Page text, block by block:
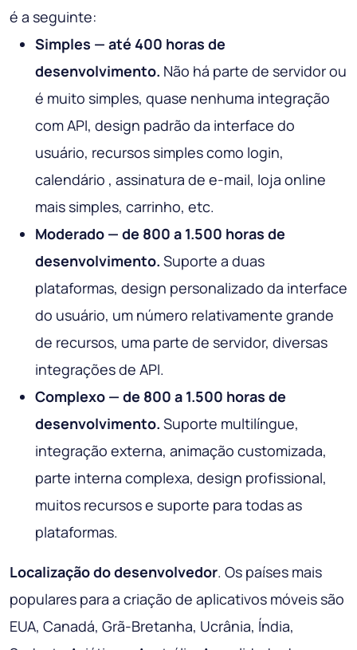
é a seguinte:
Simples — até 400 horas de
desenvolvimento. Não há parte de servidor ou
é muito simples, quase nenhuma integração
com API, design padrão da interface do
usuário, recursos simples como login,
calendário , assinatura de e-mail, loja online
mais simples, carrinho, etc.
Moderado — de 800 a 1.500 horas de
desenvolvimento. Suporte a duas
plataformas, design personalizado da interface
do usuário, um número relativamente grande
de recursos, uma parte de servidor, diversas
integrações de API.
Complexo — de 800 a 1.500 horas de
desenvolvimento. Suporte multilíngue,
integração externa, animação customizada,
parte interna complexa, design profissional,
muitos recursos e suporte para todas as
plataformas.
Localização do desenvolvedor. Os países mais
populares para a criação de aplicativos móveis são
EUA, Canadá, Grã-Bretanha, Ucrânia, Índia,